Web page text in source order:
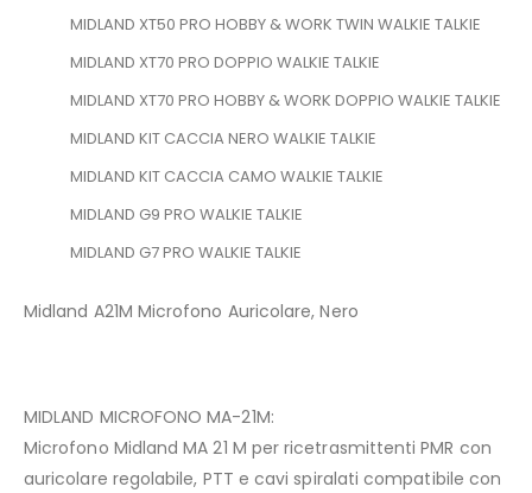
MIDLAND XT50 PRO HOBBY & WORK TWIN WALKIE TALKIE
MIDLAND XT70 PRO DOPPIO WALKIE TALKIE
MIDLAND XT70 PRO HOBBY & WORK DOPPIO WALKIE TALKIE
MIDLAND KIT CACCIA NERO WALKIE TALKIE
MIDLAND KIT CACCIA CAMO WALKIE TALKIE
MIDLAND G9 PRO WALKIE TALKIE
MIDLAND G7 PRO WALKIE TALKIE
Midland A21M Microfono Auricolare, Nero
MIDLAND MICROFONO MA-21M:
Microfono Midland MA 21 M per ricetrasmittenti PMR con
auricolare regolabile, PTT e cavi spiralati compatibile con